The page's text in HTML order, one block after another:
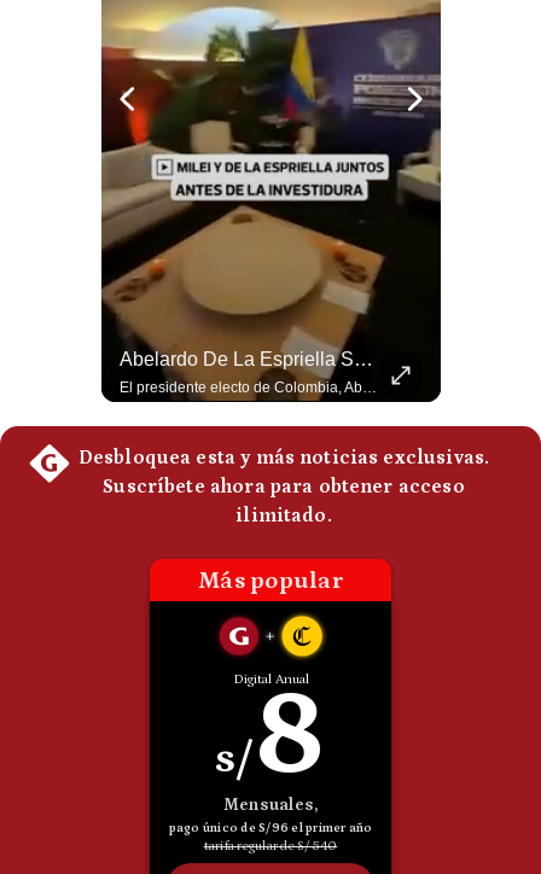
Privacidad
Frecuentes
Abelardo De La Espriella Se Reúne Con Javier Milei En Cali | Gestión Mundo
El presidente electo de Colombia, Abelardo de la Espriella, sostuvo una reunión bilateral en Cali con el mandatario argentino Javier Milei. El encuentro se dio pocas horas antes de la ceremonia de investidura presidencial para el periodo 2026-2030, marcando el inicio de una nueva alianza estratégica regional. #DeLaEspriella #JavierMilei #Colombia #Argentina #PoliticaLatina #Shorts 👉 Suscríbete y activa la campana para no perderte nuestro análisis diario. 🌎 Síguenos en nuestras redes sociales: 📌 Web oficial: https://gestion.pe/mundo/ 📌 LinkedIn: http://bit.ly/3HYIET0 📌 X (Twitter): http://bit.ly/4noZtX9 📌 TikTok: http://bit.ly/4evB6TO